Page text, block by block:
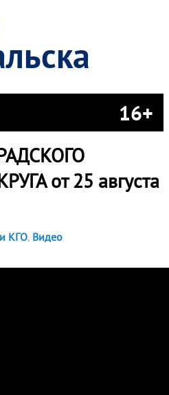
16+
от 25 августа
КГО, Видео